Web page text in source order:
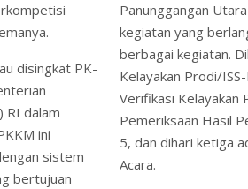
disingkat PK-
RI dalam
ini
sistem
bertujuan
Panunggangan
kegiatan yang
berbagai kegiatan.
Kelayakan Prodi/
Verifikasi Kelayakan
Pemeriksaan Hasil
5, dan dihari ketiga
Acara.